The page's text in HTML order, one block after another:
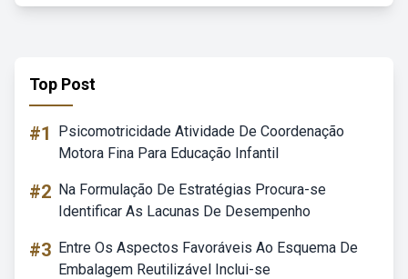
Top Post
#1
Psicomotricidade Atividade De Coordenação
Motora Fina Para Educação Infantil
#2 Na Formulação De Estratégias Procura-se
Identificar As Lacunas De Desempenho
#3 Entre Os Aspectos Favoráveis Ao Esquema De
Embalagem Reutilizável Inclui-se